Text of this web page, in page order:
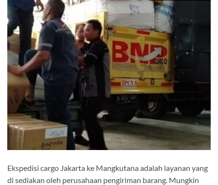
Ekspedisi cargo Jakarta ke Mangkutana adalah layanan yang
di sediakan oleh perusahaan pengiriman barang. Mungkin